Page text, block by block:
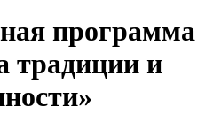
программа
традиции и